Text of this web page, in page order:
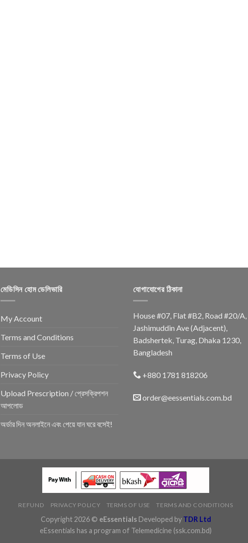
মেডিসিন হোম ডেলিভারি
My Account
Terms and Conditions
Terms of Use
Privacy Policy
Upload Prescription / প্রেসক্রিপশন
আপলোড
অর্ডার দিন অনলাইনে এবং পেয়ে যান ঘরে বসেই!
যোগাযোগের ঠিকানা
House #07, Flat #B2, Road #20/A,
Jashimuddin Ave (Adjacent),
Badshertek, Turag, Dhaka 1230,
Bangladesh
+880 1781 818206
order@eessentials.com.bd
REFUND PRIVACY POLICY TERMS OF USE TERMS AND CONDITIONS
Copyright 2026 © eEssentialsDeveloped by TDR Ltd
eEssentials has a program of Telemedicine (ssk.com.bd)